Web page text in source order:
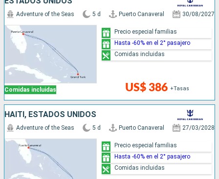
Comidas incluidas
Adventure of the Seas 5 d Puerto Canaveral 30/08/2027
US$ 386 +Tasas
Precio especial familias
Hasta -60% en el 2° pasajero
Comidas incluidas
HAITI, ESTADOS UNIDOS
Adventure of the Seas 5 d Puerto Canaveral 27/03/2028
Precio especial familias
Hasta -60% en el 2° pasajero
Comidas incluidas